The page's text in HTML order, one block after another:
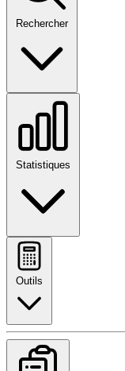
Rechercher
Statistiques
Outils